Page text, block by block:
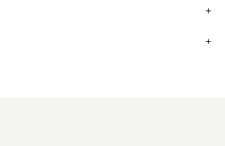
Caterpillar Cód:7G6061